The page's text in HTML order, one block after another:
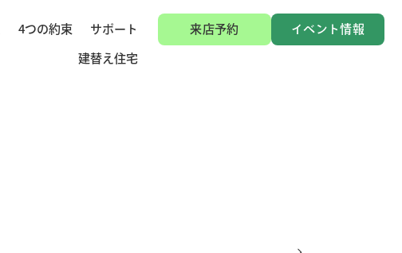
4つの約束 サポート
建替え住宅
来店予約 イベント情報